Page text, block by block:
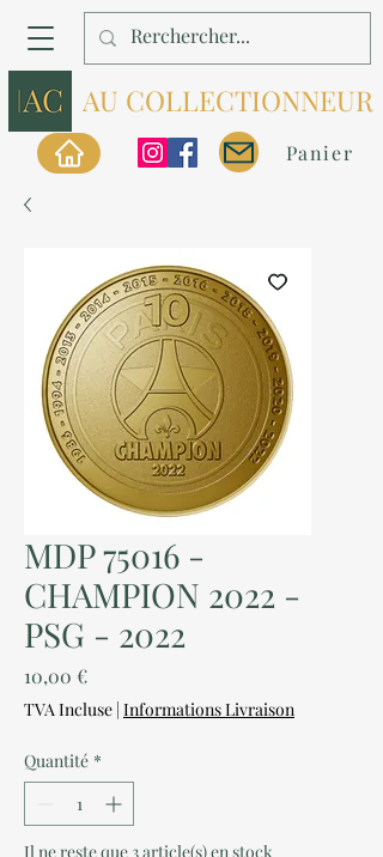
AU COLLECTIONNEUR
Panier
MDP 75016 -
CHAMPION 2022 -
PSG - 2022
10,00 €Prix
TVA Incluse | Informations Livraison
Quantité *
Il ne reste que 3 article(s) en stock